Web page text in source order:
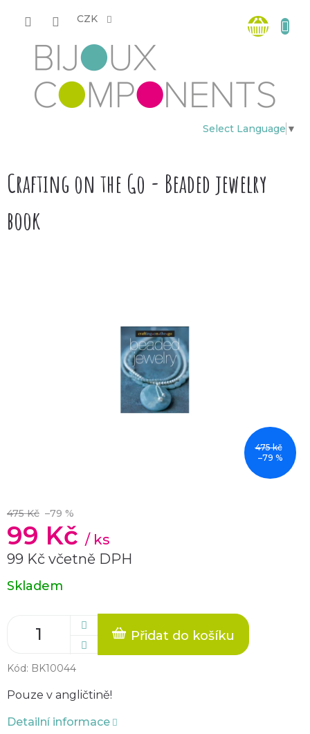
CZK
Select Language ▼
košík
Crafting on the Go - Beaded jewelry
book
475 kč
–79 %
475 Kč –79 %
99 Kč / ks
99 Kč včetně DPH
Měrná
cena:
Skladem
Přidat do košíku
Kód: BK10044
Pouze v angličtině!
Detailní informace